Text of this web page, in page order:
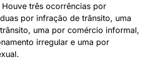
três ocorrências por
por infração de trânsito, uma
uma por comércio informal,
irregular e uma por